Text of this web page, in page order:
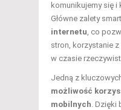
komunikujemy się
Główne zalety
internetu, co
stron, korzystanie
w czasie
Jedną z
możliwość
mobilnych. Dzięki